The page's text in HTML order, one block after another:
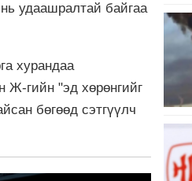
удаашралтай байгаа
хурандаа
Ж-гийн "эд хөрөнгийг
бөгөөд сэтгүүлч